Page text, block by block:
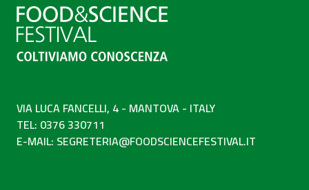
VIA LUCA FANCELLI, 4 - MANTOVA - ITALY
TEL: 0376 330711
E-MAIL: SEGRETERIA@FOODSCIENCEFESTIVAL.IT